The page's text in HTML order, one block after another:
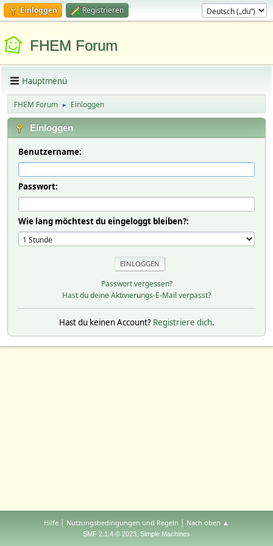
Einloggen Registrieren
FHEM Forum
Hauptmenü
FHEM Forum ► Einloggen
Einloggen
Benutzername:
Passwort:
Wie lang möchtest du eingeloggt bleiben?:
Passwort vergessen?
Hast du deine Aktivierungs-E-Mail verpasst?
Hast du keinen Account? Registriere dich.
Hilfe | Nutzungsbedingungen und Regeln | Nach oben ▲
SMF 2.1.4 © 2023, Simple Machines